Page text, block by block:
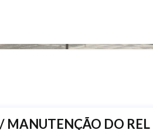
MANUTENÇÃO DO REL